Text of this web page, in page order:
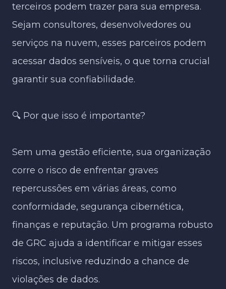
terceiros podem trazer para sua empresa.
Sejam consultores, desenvolvedores ou
serviços na nuvem, esses parceiros podem
acessar dados sensíveis, o que torna crucial
garantir sua confiabilidade.​
🔍 Por que isso é importante?​
Sem uma gestão eficiente, sua organização
corre o risco de enfrentar graves
repercussões em várias áreas, como
conformidade, segurança cibernética,
finanças e reputação. Um programa robusto
de GRC ajuda a identificar e mitigar esses
riscos, inclusive reduzindo a chance de
violações de dados.​